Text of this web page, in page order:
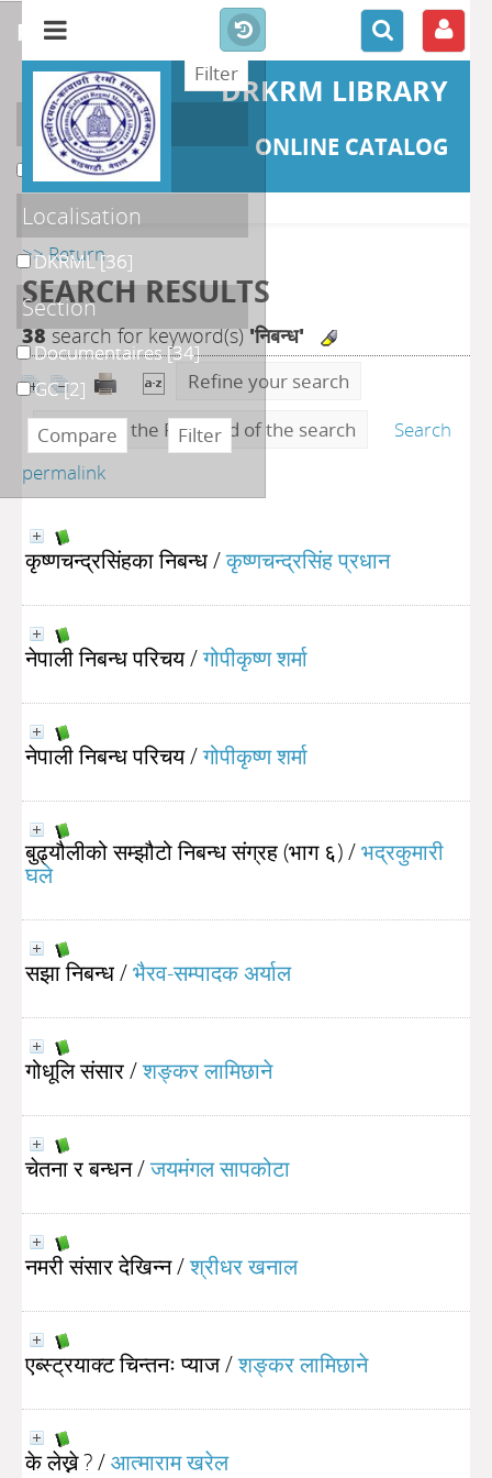
DRKRM LIBRARY
ONLINE CATALOG
>> Return
SEARCH RESULTS
38search for keyword(s)'निबन्ध'
Refine your search
Generate the RSS feed of the search
Search
permalink
कृष्णचन्द्रसिंहका निबन्ध/कृष्णचन्द्रसिंह प्रधान
नेपाली निबन्ध परिचय/गोपीकृष्ण शर्मा
नेपाली निबन्ध परिचय/गोपीकृष्ण शर्मा
बुढ्यौलीको सम्झौटो निबन्ध संग्रह (भाग ६)/भद्रकुमारी
घले
सझा निबन्ध/भैरव-सम्पादक अर्याल
गोधूलि संसार/शङ्कर लामिछाने
चेतना र बन्धन/जयमंगल सापकोटा
नमरी संसार देखिन्न/श्रीधर खनाल
एब्स्ट्रयाक्ट चिन्तनः प्याज/शङ्कर लामिछाने
के लेख्ने ?/आत्माराम खरेल
refine or compare
Catégories
Literature[1]
Localisation
DKRML[36]
Section
Documentaires[34]
GC[2]